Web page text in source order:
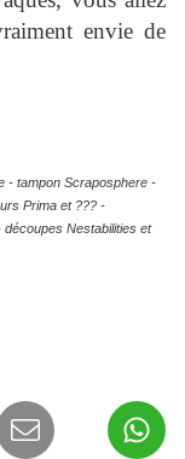
envie de
- tampon Scraposphere -
Prima et ??? -
Nestabilities et